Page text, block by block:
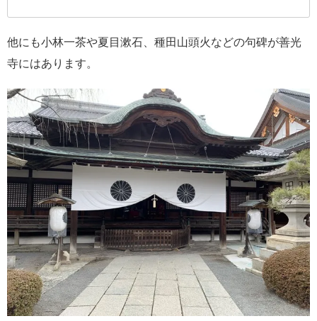
他にも小林一茶や夏目漱石、種田山頭火などの句碑が善光
寺にはあります。